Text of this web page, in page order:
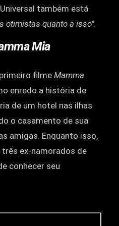
também está
otimistas quanto a isso".
Mia
filme Mamma
enredo a história de
de um hotel nas ilhas
o casamento de sua
amigas. Enquanto isso,
três ex-namorados de
conhecer seu